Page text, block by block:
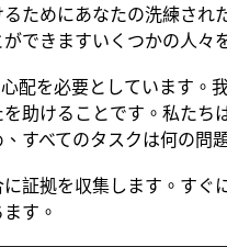
ためにあなたの洗練さ
できますいくつかの人々
配を必要としています
助けることです。私た
すべてのタスクは何の問
証拠を収集します。す
す。